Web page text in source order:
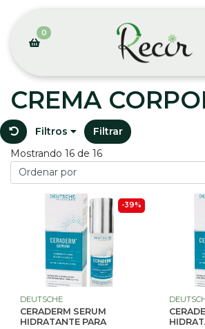
0
CREMA
Filtros
Filtrar
Mostrando 16 de 16
-39%
DEUTSCHE
CERADERM SERUM
HIDRATANTE PARA